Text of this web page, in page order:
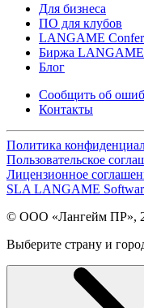
Для бизнеса
ПО для клубов
LANGAME
Биржа LANGAME
Блог
Сообщить об
Контакты
Политика
Пользовательское
Лицензионное
SLA LANGAME
© ООО «Лангейм ПР»,
Выберите страну и